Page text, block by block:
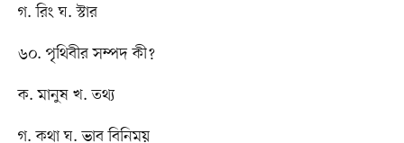
গ. রিং ঘ. স্টার
৬০. পৃথিবীর সম্পদ কী?
ক. মানুষ খ. তথ্য
গ. কথা ঘ. ভাব বিনিময়